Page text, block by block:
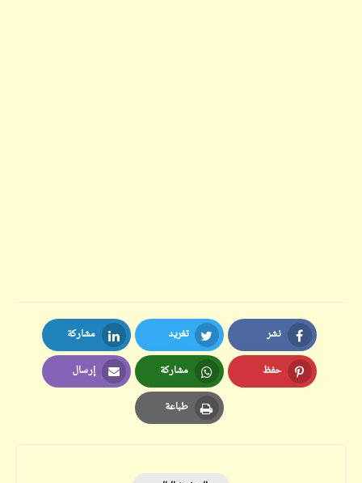
نشر
Facebook
تغريد
Twitter
مشاركة
LinkedIn
حفظ
Pinterest
مشاركة
Whatsapp
إرسال
Email
طباعة
Print